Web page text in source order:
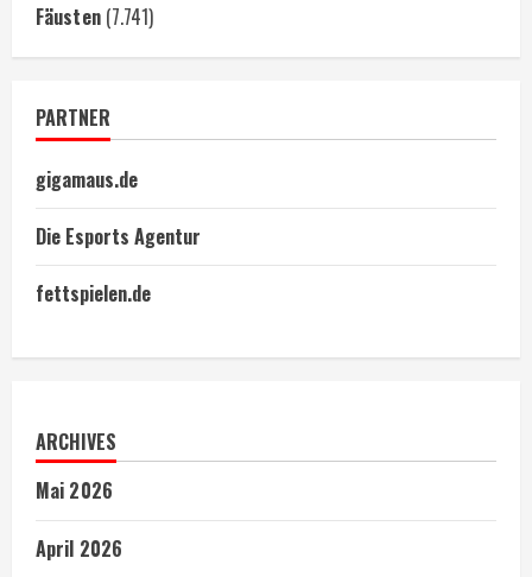
Fäusten (7.741)
PARTNER
gigamaus.de
Die Esports Agentur
fettspielen.de
ARCHIVES
Mai 2026
April 2026